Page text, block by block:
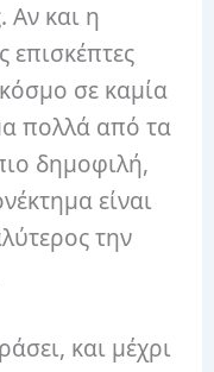
Αν και η
επισκέπτες
σε καμία
πολλά από τα
δημοφιλή,
είναι
την
και μέχρι